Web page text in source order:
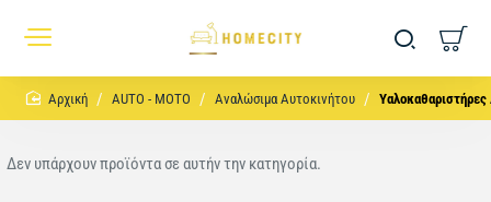
homeAUTO - MOTO Αναλώσιμα Αυτοκινήτου Υαλοκαθαριστήρες
Δεν υπάρχουν προϊόντα σε αυτήν την κατηγορία.